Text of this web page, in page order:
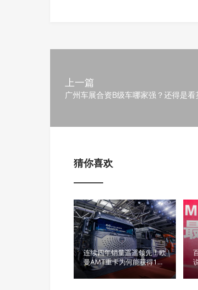
上一篇
广州车展合资B级车哪家强？还得是看
猜你喜欢
连续四年销量遥遥领先！欧
曼AMT重卡为何能获得10
万+的优异成绩？